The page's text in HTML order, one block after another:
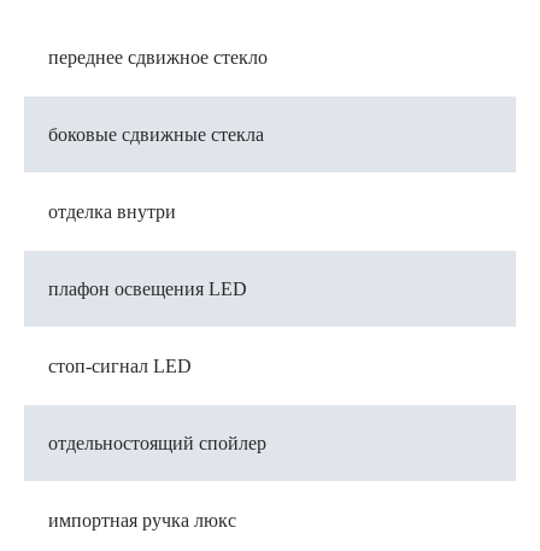
переднее сдвижное стекло
боковые сдвижные стекла
отделка внутри
плафон освещения LED
стоп-сигнал LED
отдельностоящий спойлер
импортная ручка люкс